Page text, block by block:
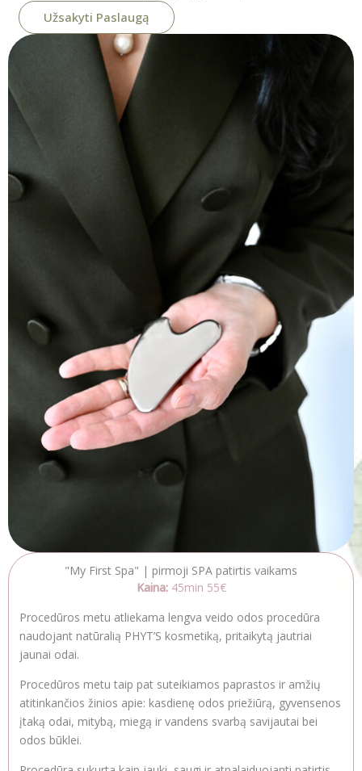
Užsakyti Paslaugą
"My First Spa" | pirmoji SPA patirtis vaikams
Kaina:45min 55€
Procedūros metu atliekama lengva veido odos procedūra
naudojant natūralią PHYT’S kosmetiką, pritaikytą jautriai
jaunai odai.
Procedūros metu taip pat suteikiamos paprastos ir amžių
atitinkančios žinios apie: kasdienę odos priežiūrą, gyvensenos
įtaką odai, mitybą, miegą ir vandens svarbą savijautai bei
odos būklei.